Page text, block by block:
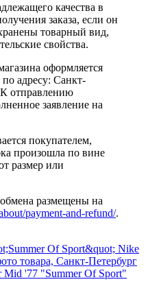
качества в
заказа, если он
товарный вид,
свойства.
оформляется
адресу: Санкт-
отправлению
заявление на
покупателем,
произошла по вине
размер или
размещены на
payment-and-refund/.
Mid '77 "Summer Of Sport"